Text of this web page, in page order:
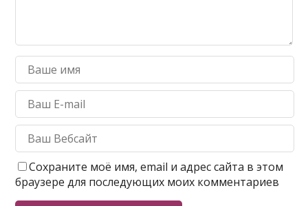
Сохраните моё имя, email и адрес сайта в этом
браузере для последующих моих комментариев